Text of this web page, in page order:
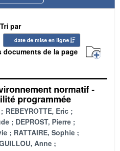
Tri par
date de mise en ligne
de la page
normatif -
programmée
REBEYROTTE, Eric
DEPROST, Pierre
RATTAIRE, Sophie
Anne